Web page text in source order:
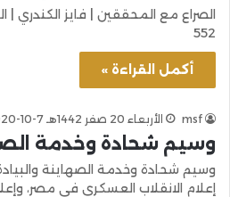
552
أكمل القراءة »
msf الأربعاء 20 صفر 1442هـ 7-10-2020م
وسيم شحادة وخدمة
وسيم شحادة وخدمة الصهاينة
إعلام الانقلاب العسكري في مصر،